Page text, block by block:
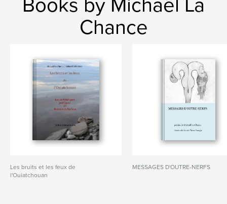
Books by Michaël La
Chance
Les bruits et les feux de
l'Ouiatchouan
MESSAGES D'OUTRE-NERFS